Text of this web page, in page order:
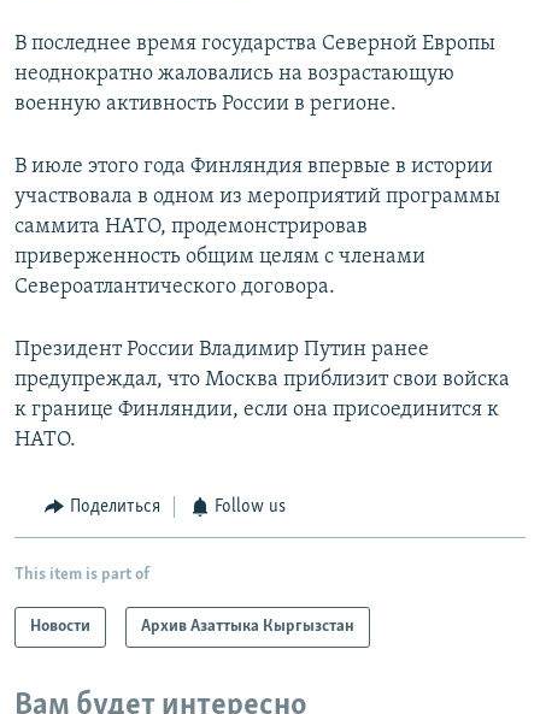
В последнее время государства Северной Европы
неоднократно жаловались на возрастающую
военную активность России в регионе.
В июле этого года Финляндия впервые в истории
участвовала в одном из мероприятий программы
саммита НАТО, продемонстрировав
приверженность общим целям с членами
Североатлантического договора.
Президент России Владимир Путин ранее
предупреждал, что Москва приблизит свои войска
к границе Финляндии, если она присоединится к
НАТО.
Поделиться Follow us
This item is part of
Новости Архив Азаттыка Кыргызстан
Вам будет интересно